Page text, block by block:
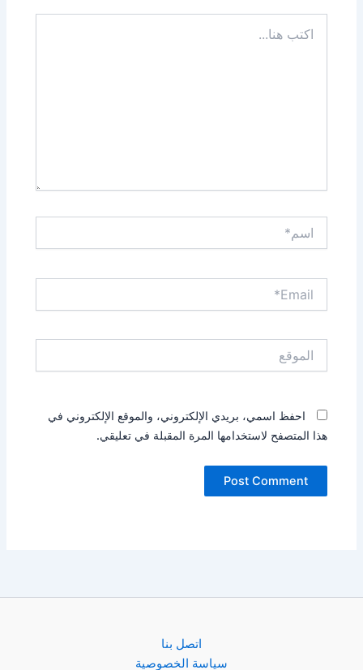
هنا...
احفظ اسمي، بريدي الإلكتروني، والموقع الإلكتروني في
هذا المتصفح لاستخدامها المرة المقبلة في تعليقي.
اتصل بنا
سياسة الخصوصية